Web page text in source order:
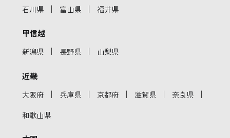
石川県 ｜ 富山県 ｜ 福井県
甲信越
新潟県 ｜ 長野県 ｜ 山梨県
近畿
大阪府 ｜ 兵庫県 ｜ 京都府 ｜ 滋賀県 ｜ 奈良県 ｜
和歌山県